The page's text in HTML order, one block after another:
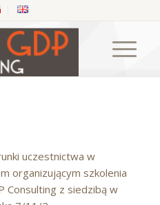
uczestnictwa w
organizującym szkolenia
Consulting z siedzibą w